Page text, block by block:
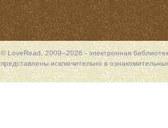
© LoveRead, 2009–2026 - электронная
представлены исключительно в